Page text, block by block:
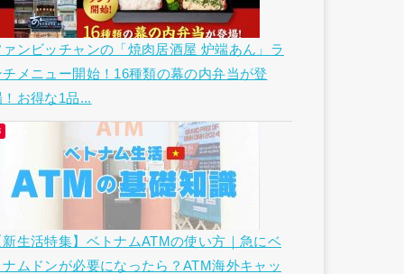
ァンビッチャンの「焼肉居酒屋 炉端あん」ラ
チメニュー開始！16種類の幕の内弁当が登
！お得な1品...
新生活特集】ベトナムATMの使い方｜急にベ
ナムドンが必要になったら？ATM海外キャッ